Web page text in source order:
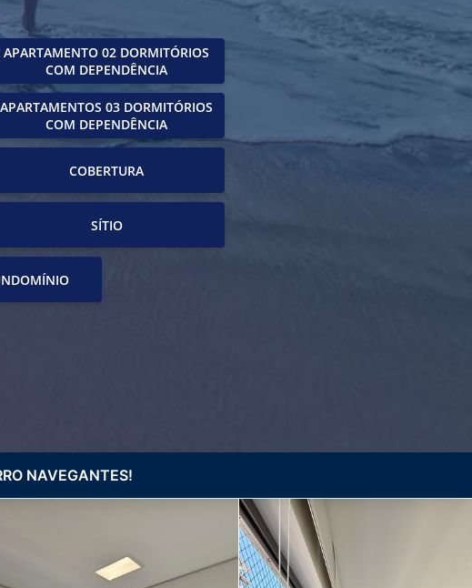
APARTAMENTO 02 DORMITÓRIOS
COM DEPENDÊNCIA
APARTAMENTOS 03 DORMITÓRIOS
COM DEPENDÊNCIA
COBERTURA
SÍTIO
NAVEGANTES!